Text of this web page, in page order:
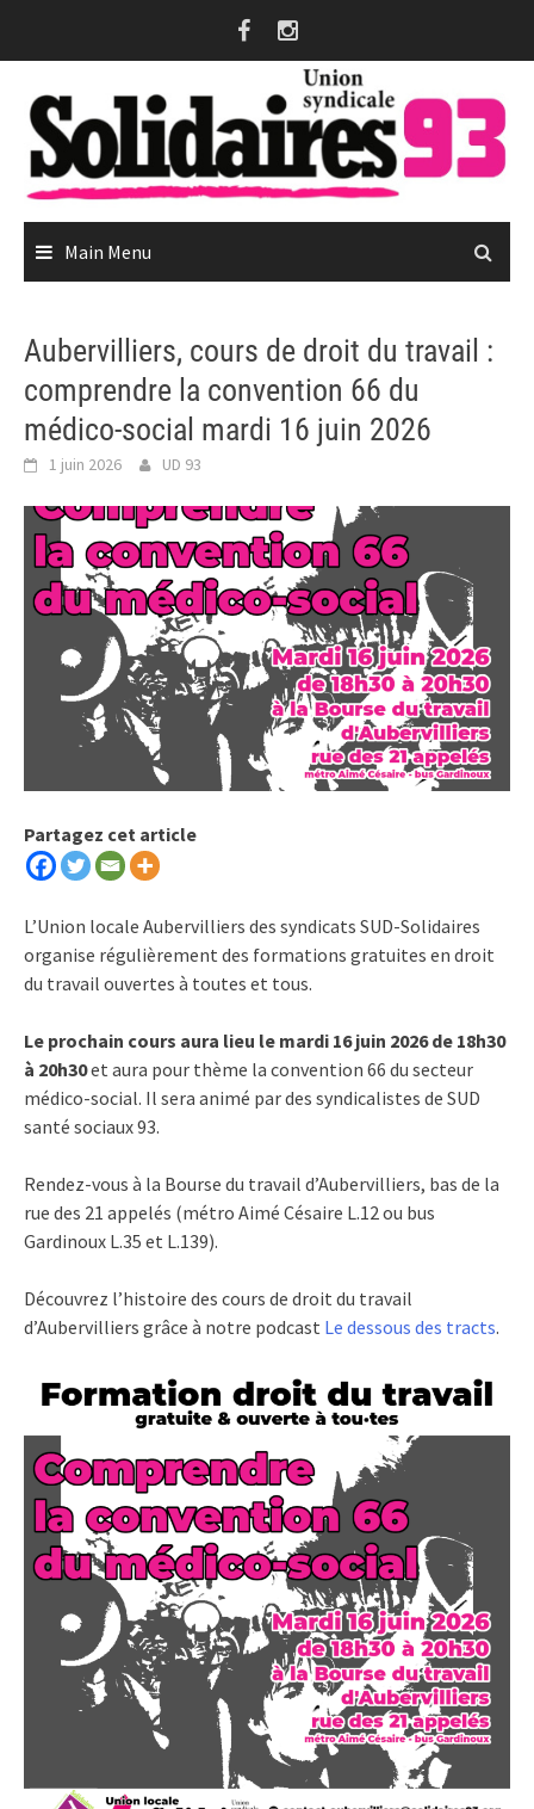
Main Menu
Aubervilliers, cours de droit du travail :
comprendre la convention 66 du
médico-social mardi 16 juin 2026
1 juin 2026 UD 93
Partagez cet article
L’Union locale Aubervilliers des syndicats SUD-Solidaires
organise régulièrement des formations gratuites en droit
du travail ouvertes à toutes et tous.
Le prochain cours aura lieu le mardi 16 juin 2026 de 18h30
à 20h30et aura pour thème la convention 66 du secteur
médico-social. Il sera animé par des syndicalistes de SUD
santé sociaux 93.
Rendez-vous à la Bourse du travail d’Aubervilliers, bas de la
rue des 21 appelés (métro Aimé Césaire L.12 ou bus
Gardinoux L.35 et L.139).
Découvrez l’histoire des cours de droit du travail
d’Aubervilliers grâce à notre podcast Le dessous des tracts.